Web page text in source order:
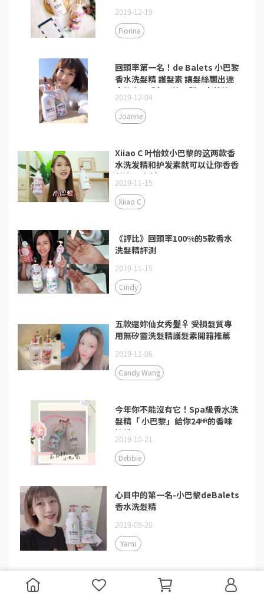
2019-12-19
Fiorina
回頭率第一名！de Balets 小巴黎
香水洗髮精 護髮素 讓髮絲飄出迷
人的幸福香氛❤英國梨＆小蒼蘭
2019-12-04
Joanne
Xiiao C 叶怡妏小巴黎的这两款香
水洗发精和护发素就可以让你香香
长达24小时！
2019-11-15
Xiiao C
《評比》回頭率100%的5款香水
洗髮精評測
2019-11-15
Cindy
五款還妳仙女秀髮‍♀ 受損髮質專
用無矽靈洗髮精護髮素開箱推薦
2019-11-06
Candy Wang
今年你不能沒有它！Spa級香⽔洗
髮精「 小巴黎」給你24ᴴᴿ的香味
擁護！
2019-10-21
Debbie
心目中的第一名-小巴黎deBalets
香水洗髮精
2019-09-20
Yami
五款非買不可的平價香水洗髮精護
髮素開箱推薦：de Balets 小巴